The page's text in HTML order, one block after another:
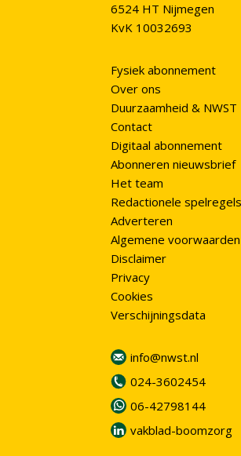
6524 HT Nijmegen
KvK 10032693
Fysiek abonnement
Over ons
Duurzaamheid & NWST
Contact
Digitaal abonnement
Abonneren nieuwsbrief
Het team
Redactionele spelregels
Adverteren
Algemene voorwaarden
Disclaimer
Privacy
Cookies
Verschijningsdata
info@nwst.nl
024-3602454
06-42798144
vakblad-boomzorg